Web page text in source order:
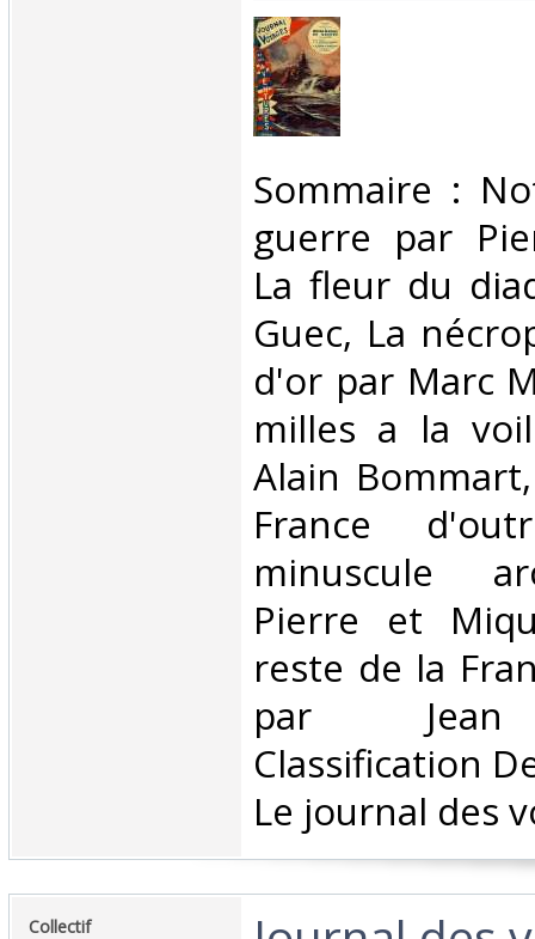
‎Sommaire :
guerre par
La fleur du
Guec, La
d'or par Marc
milles a la
Alain
France
minuscule
Pierre et
reste de la
par Jean
Classification
Le journal des
‎Collectif‎